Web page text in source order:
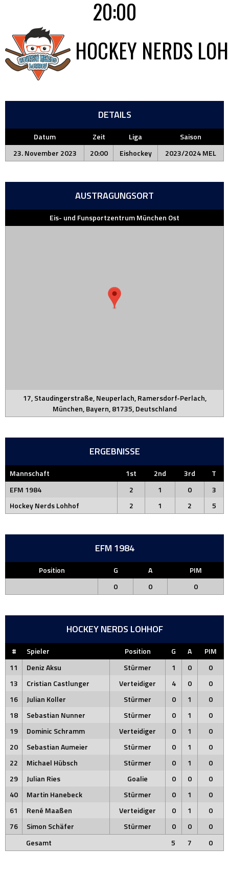
20:00
HOCKEY NERDS
DETAILS
Datum Zeit Liga
Saison
23. November 2023
20:00 Eishockey 2023/2024 MEL
AUSTRAGUNGSORT
Eis- und Funsportzentrum München Ost
17, Staudingerstraße, Neuperlach, Ramersdorf-Perlach,
München, Bayern, 81735, Deutschland
ERGEBNISSE
Mannschaft 1st 2nd 3rd
T
EFM 1984
2 1 0
3
Hockey Nerds Lohhof
2 1 2 5
EFM 1984
Position G A
PIM
0
0 0
HOCKEY NERDS LOHHOF
# Spieler Position G A
PIM
11
Deniz Aksu Stürmer 1 0
0
13
Cristian Castlunger Verteidiger 4 0
0
16
Julian Koller Stürmer 0 1
0
18
Sebastian Nunner Stürmer 0 1
0
19
Dominic Schramm Verteidiger 0 1
0
20
Sebastian Aumeier Stürmer 0 1
0
22
Michael Hübsch Stürmer 0 1
0
29
Julian Ries Goalie 0 0
0
40
Martin Hanebeck Stürmer 0 1
0
61
René Maaßen Verteidiger 0 1
0
76
Simon Schäfer Stürmer 0 0
0
Gesamt
5 7 0